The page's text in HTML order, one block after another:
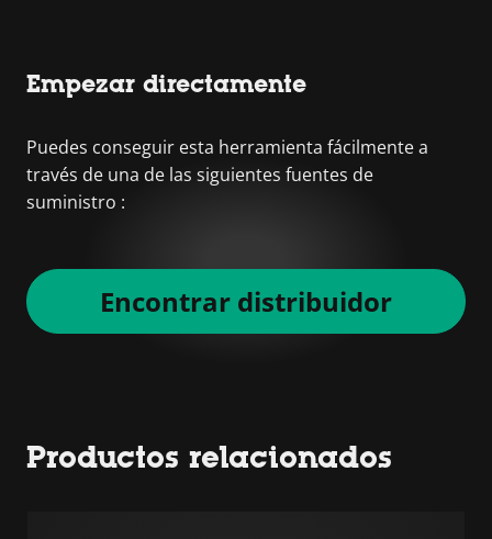
Empezar directamente
Puedes conseguir esta herramienta fácilmente a
través de una de las siguientes fuentes de
suministro :
Encontrar distribuidor
Productos relacionados